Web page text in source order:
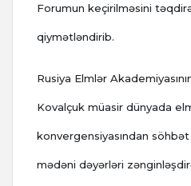
Forumun keçirilməsini
qiymətləndirib.
Rusiya Elmlər
Kovalçuk müasir dünyada
konvergensiyasından söhbət
mədəni dəyərləri